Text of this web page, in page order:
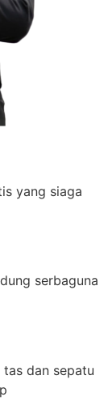
yang siaga
serbaguna
dan sepatu